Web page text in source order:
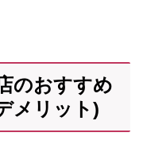
のおすすめ
メリット)